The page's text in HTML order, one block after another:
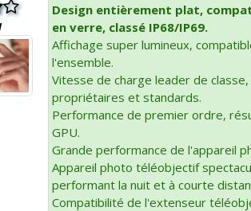
Design entièrement plat,
en verre, classé IP68/IP69.
Affichage super lumineux,
l'ensemble.
Vitesse de charge leader de
propriétaires et standards.
Performance de premier ordre,
GPU.
Grande performance de l'appareil
Appareil photo téléobjectif
performant la nuit et à courte
Compatibilité de l'extenseur